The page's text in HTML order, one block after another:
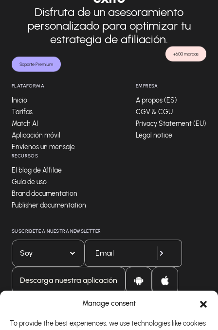
Manage consent
To provide the best experiences, we use technologies like cookies
Soporte Premium
+600 marcas
Disfruta de un asesoramiento
personalizado para optimizar tu
estrategia de afiliación.
PLATAFORMA
Inicio
Tarifas
Match AI
Aplicación móvil
Envíenos un mensaje
EMPRESA
A propos (ES)
CGV & CGU
Privacy Statement (EU)
Legal notice
RECURSOS
El blog de Affilae
Guía de uso
Brand documentation
Publisher documentation
SUSCRÍBETE A NUESTRA NEWSLETTER
Soy
Descarga nuestra aplicación